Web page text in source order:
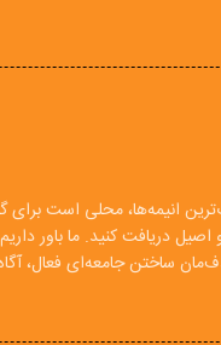
انیمه‌ها، محلی است
دریافت کنید. ما باور
ساختن جامعه‌ای فعال،